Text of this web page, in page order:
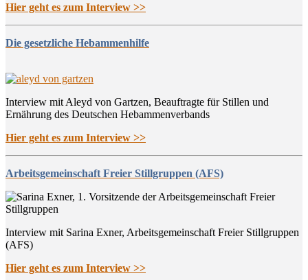
Hier geht es zum Interview >>
Die gesetzliche Hebammenhilfe
Interview mit Aleyd von Gartzen, Beauftragte für Stillen und
Ernährung des Deutschen Hebammenverbands
Hier geht es zum Interview >>
Arbeitsgemeinschaft Freier Stillgruppen (AFS)
Interview mit Sarina Exner, Arbeitsgemeinschaft Freier Stillgruppen
(AFS)
Hier geht es zum Interview >>